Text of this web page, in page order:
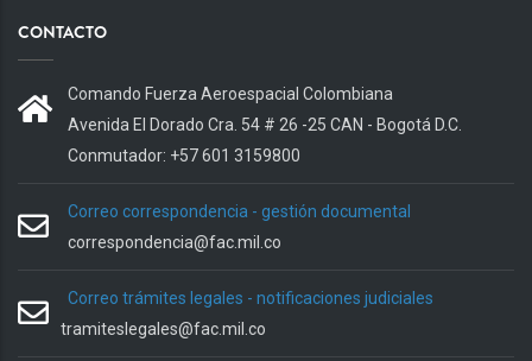
CONTACTO
Comando Fuerza Aeroespacial Colombiana
Avenida El Dorado Cra. 54 # 26 -25 CAN - Bogotá D.C.
Conmutador: +57 601 3159800
Correo correspondencia - gestión documental
correspondencia@fac.mil.co
Correo trámites legales - notificaciones judiciales
tramiteslegales@fac.mil.co